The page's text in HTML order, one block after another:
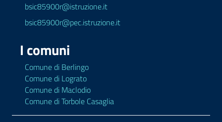
bsic85900r@istruzione.it
bsic85900r@pec.istruzione.it
I comuni
Comune di Berlingo
Comune di Lograto
Comune di Maclodio
Comune di Torbole Casaglia